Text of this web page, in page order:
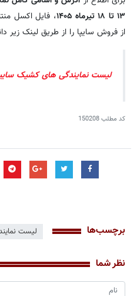
۱۳ تا ۱۸ تیرماه ۱۴۰۵
، فایل اکسل
از فروش سایپا را از طریق لینک زیر
لیست نمایندگی های کشیک سایپا (۱۳ تا ۱۸
کد مطلب150208
برچسب‌ها لیست
نظر شما